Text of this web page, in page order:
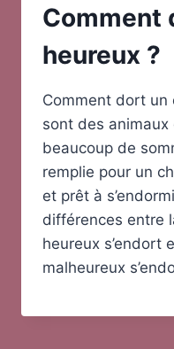
Comment
heureux ?
Comment dort un
sont des
beaucoup de
remplie pour un
et prêt à
différences entre
heureux s’endort
malheureux